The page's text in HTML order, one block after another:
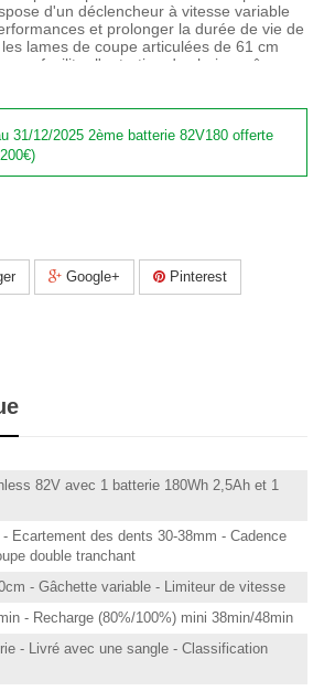
d'un déclencheur à vitesse variable
et prolonger la durée de vie de
lames de coupe articulées de 61 cm
faciliter l'entretien des haies même
débroussailleuses, souffleuses et même
Offrant une batterie pour plusieurs
31/12/2025 2ème batterie 82V180 offerte
Google+ Pinterest
82V avec 1 batterie 180Wh 2,5Ah et 1
Ecartement des dents 30-38mm - Cadence
double tranchant
- Gâchette variable - Limiteur de vitesse
- Recharge (80%/100%) mini 38min/48min
- Livré avec une sangle - Classification